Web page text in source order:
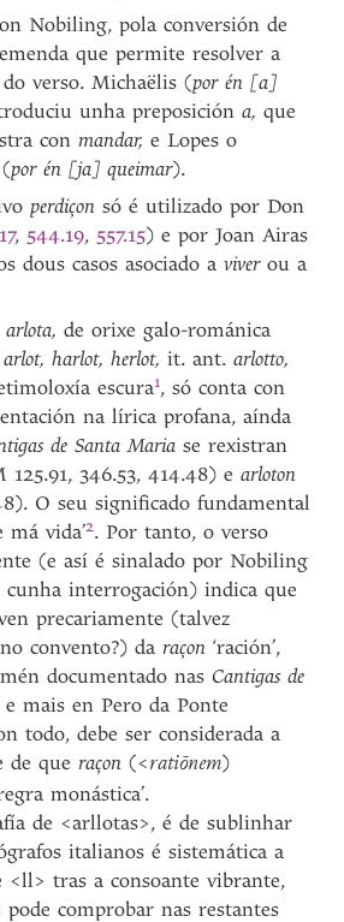
Nobiling, pola conversión de
emenda que permite resolver a
verso. Michaëlis (por én [a]
unha preposicióna, que
conmandar, e Lopes o
(por én [ja] queimar).
perdiçonsó é utilizado por Don
, 544.19, 557.15) e por Joan Airas
dous casos asociado aviverou a
arlota, de orixe galo-románica
arlot, harlot, herlot, it. ant.arlotto,
escura1, só conta con
na lírica profana, aínda
de Santa Maria se rexistran
125.91, 346.53, 414.48) earloton
O seu significado fundamental
má vida’2. Por tanto, o verso
(e así é sinalado por Nobiling
cunha interrogación) indica que
precariamente (talvez
no convento?) daraçon‘ración’,
documentado nasCantigas de
e mais en Pero da Ponte
todo, debe ser considerada a
de queraçon (<ratiōnem)
monástica’.
de <arllotas>, é de sublinhar
italianos é sistemática a
<ll> tras a consoante vibrante,
pode comprobar nas restantes